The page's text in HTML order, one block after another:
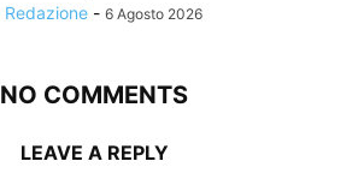
Redazione - 6 Agosto 2026
NO COMMENTS
LEAVE A REPLY